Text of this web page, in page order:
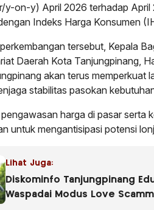
y-on-y) April 2026 terhadap April
Indeks Harga Konsumen
tersebut, Kepala
Daerah Kota Tanjungpinang,
akan terus memperkuat
stabilitas pasokan
harga di pasar serta
untuk mengantisipasi potensi
Lihat Juga:
Diskominfo Tanjungpinang
Waspadai Modus Love